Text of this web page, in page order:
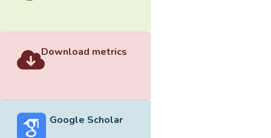
Download metrics
Google Scholar